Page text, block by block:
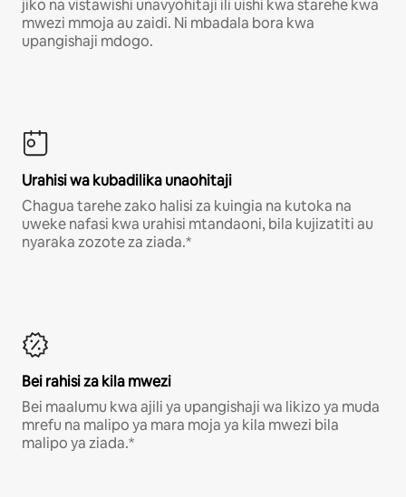
jiko na vistawishi unavyohitaji ili uishi kwa starehe kwa
mwezi mmoja au zaidi. Ni mbadala bora kwa
upangishaji mdogo.
Urahisi wa kubadilika unaohitaji
Chagua tarehe zako halisi za kuingia na kutoka na
uweke nafasi kwa urahisi mtandaoni, bila kujizatiti au
nyaraka zozote za ziada.*
Bei rahisi za kila mwezi
Bei maalumu kwa ajili ya upangishaji wa likizo ya muda
mrefu na malipo ya mara moja ya kila mwezi bila
malipo ya ziada.*